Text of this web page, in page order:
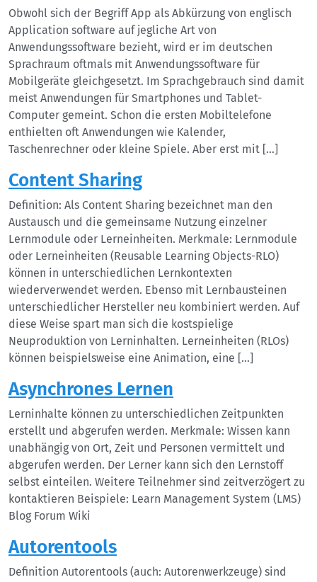
Obwohl sich der Begriff App als Abkürzung von englisch
Application software auf jegliche Art von
Anwendungssoftware bezieht, wird er im deutschen
Sprachraum oftmals mit Anwendungssoftware für
Mobilgeräte gleichgesetzt. Im Sprachgebrauch sind damit
meist Anwendungen für Smartphones und Tablet-
Computer gemeint. Schon die ersten Mobiltelefone
enthielten oft Anwendungen wie Kalender,
Taschenrechner oder kleine Spiele. Aber erst mit […]
Content Sharing
Definition: Als Content Sharing bezeichnet man den
Austausch und die gemeinsame Nutzung einzelner
Lernmodule oder Lerneinheiten. Merkmale: Lernmodule
oder Lerneinheiten (Reusable Learning Objects-RLO)
können in unterschiedlichen Lernkontexten
wiederverwendet werden. Ebenso mit Lernbausteinen
unterschiedlicher Hersteller neu kombiniert werden. Auf
diese Weise spart man sich die kostspielige
Neuproduktion von Lerninhalten. Lerneinheiten (RLOs)
können beispielsweise eine Animation, eine […]
Asynchrones Lernen
Lerninhalte können zu unterschiedlichen Zeitpunkten
erstellt und abgerufen werden. Merkmale: Wissen kann
unabhängig von Ort, Zeit und Personen vermittelt und
abgerufen werden. Der Lerner kann sich den Lernstoff
selbst einteilen. Weitere Teilnehmer sind zeitverzögert zu
kontaktieren Beispiele: Learn Management System (LMS)
Blog Forum Wiki
Autorentools
Definition Autorentools (auch: Autorenwerkzeuge) sind